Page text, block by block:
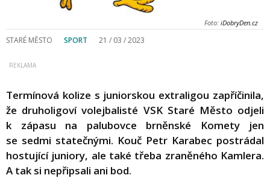
Foto: iDobryDen.cz
STARÉ MĚSTO SPORT 21 / 03 / 2023
Termínová kolize s juniorskou extraligou zapříčinila,
že druholigoví volejbalisté VSK Staré Město odjeli
k zápasu na palubovce brněnské Komety jen
se sedmi statečnými. Kouč Petr Karabec postrádal
hostující juniory, ale také třeba zraněného Kamlera.
A tak si nepřipsali ani bod.